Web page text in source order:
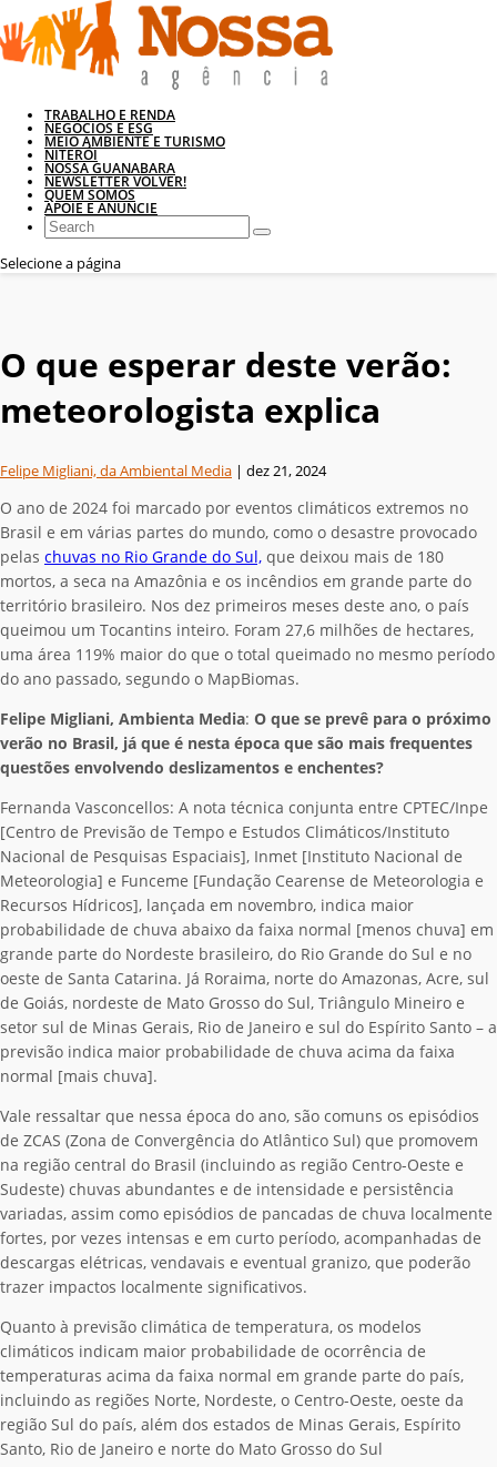
TRABALHO E RENDA
NEGÓCIOS E ESG
MEIO AMBIENTE E TURISMO
NITERÓI
NOSSA GUANABARA
NEWSLETTER VOLVER!
QUEM SOMOS
APOIE E ANUNCIE
Selecione a página
O que esperar deste verão:
meteorologista explica
Felipe Migliani, da Ambiental Media | dez 21, 2024
O ano de 2024 foi marcado por eventos climáticos extremos no
Brasil e em várias partes do mundo, como o desastre provocado
pelas chuvas no Rio Grande do Sul, que deixou mais de 180
mortos, a seca na Amazônia e os incêndios em grande parte do
território brasileiro. Nos dez primeiros meses deste ano, o país
queimou um Tocantins inteiro. Foram 27,6 milhões de hectares,
uma área 119% maior do que o total queimado no mesmo período
do ano passado, segundo o MapBiomas.
Felipe Migliani, Ambienta Media: O que se prevê para o próximo
verão no Brasil, já que é nesta época que são mais frequentes
questões envolvendo deslizamentos e enchentes?
Fernanda Vasconcellos: A nota técnica conjunta entre CPTEC/Inpe
[Centro de Previsão de Tempo e Estudos Climáticos/Instituto
Nacional de Pesquisas Espaciais], Inmet [Instituto Nacional de
Meteorologia] e Funceme [Fundação Cearense de Meteorologia e
Recursos Hídricos], lançada em novembro, indica maior
probabilidade de chuva abaixo da faixa normal [menos chuva] em
grande parte do Nordeste brasileiro, do Rio Grande do Sul e no
oeste de Santa Catarina. Já Roraima, norte do Amazonas, Acre, sul
de Goiás, nordeste de Mato Grosso do Sul, Triângulo Mineiro e
setor sul de Minas Gerais, Rio de Janeiro e sul do Espírito Santo – a
previsão indica maior probabilidade de chuva acima da faixa
normal [mais chuva].
Vale ressaltar que nessa época do ano, são comuns os episódios
de ZCAS (Zona de Convergência do Atlântico Sul) que promovem
na região central do Brasil (incluindo as região Centro-Oeste e
Sudeste) chuvas abundantes e de intensidade e persistência
variadas, assim como episódios de pancadas de chuva localmente
fortes, por vezes intensas e em curto período, acompanhadas de
descargas elétricas, vendavais e eventual granizo, que poderão
trazer impactos localmente significativos.
Quanto à previsão climática de temperatura, os modelos
climáticos indicam maior probabilidade de ocorrência de
temperaturas acima da faixa normal em grande parte do país,
incluindo as regiões Norte, Nordeste, o Centro-Oeste, oeste da
região Sul do país, além dos estados de Minas Gerais, Espírito
Santo, Rio de Janeiro e norte do Mato Grosso do Sul